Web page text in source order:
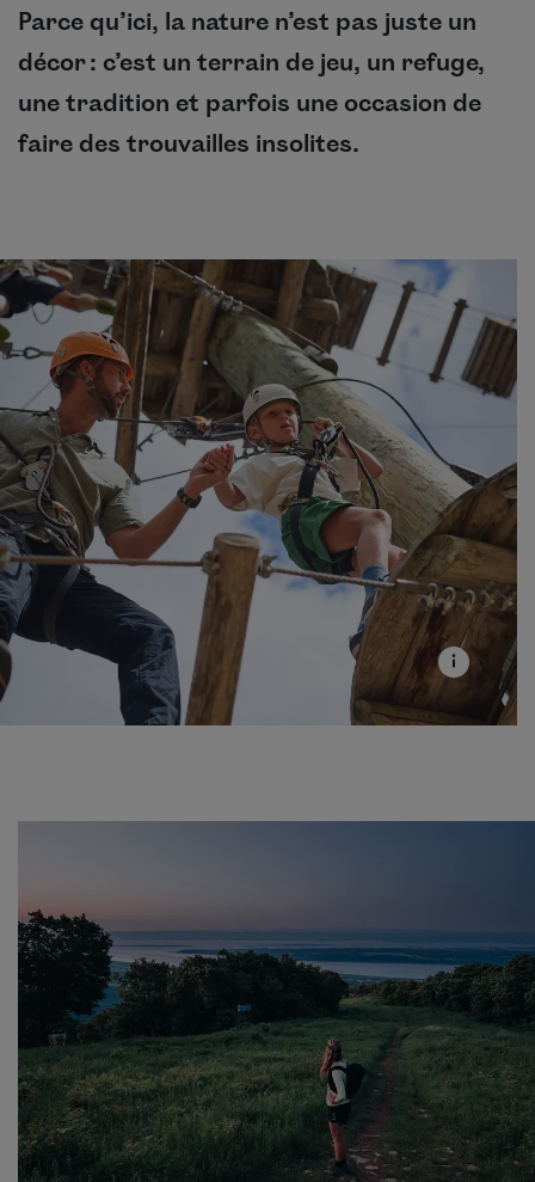
Parce qu’ici, la nature n’est pas juste un
décor : c’est un terrain de jeu, un refuge,
une tradition et parfois une occasion de
faire des trouvailles insolites.